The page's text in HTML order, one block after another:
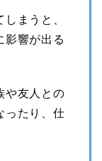
まうと、
影響が出る
や友人との
ったり、仕